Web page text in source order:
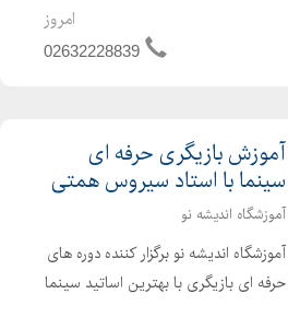
تواناییها و مهارتهای هنری، ارتباطی و
انسانی را در هنرجو شکل میدهد. با توجه
امروز
02632228839
آموزش بازیگری حرفه ای
سینما با استاد سیروس همتی
آموزشگاه اندیشه نو
آموزشگاه اندیشه نو برگزار کننده دوره های
حرفه ای بازیگری با بهترین اساتید سینما